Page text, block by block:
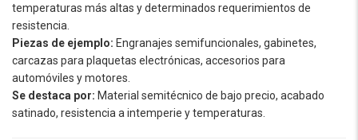
temperaturas más altas y determinados requerimientos de
resistencia.
Piezas de ejemplo: Engranajes semifuncionales, gabinetes,
carcazas para plaquetas electrónicas, accesorios para
automóviles y motores.
Se destaca por: Material semitécnico de bajo precio, acabado
satinado, resistencia a intemperie y temperaturas.